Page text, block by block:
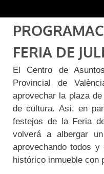
FERIA DE
El Centro de
Provincial de
aprovechar la plaza
de cultura. Así, en
festejos de la Feria
volverá a albergar
aprovechando todos
histórico inmueble con